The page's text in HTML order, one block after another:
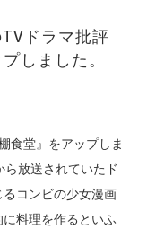
TVドラマ批評
しました。
食堂』をアップしま
ら放送されていたド
コンビの少女漫画
料理を作るといふ